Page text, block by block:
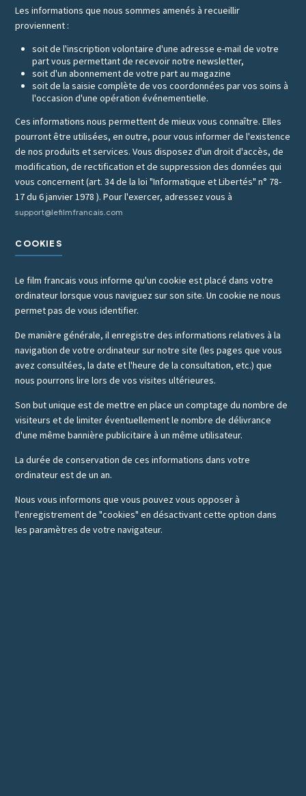
Les informations que nous sommes amenés à recueillir
proviennent :
soit de l'inscription volontaire d'une adresse e-mail de votre
part vous permettant de recevoir notre newsletter,
soit d'un abonnement de votre part au magazine
soit de la saisie complète de vos coordonnées par vos soins à
l'occasion d'une opération événementielle.
Ces informations nous permettent de mieux vous connaître. Elles
pourront être utilisées, en outre, pour vous informer de l'existence
de nos produits et services. Vous disposez d'un droit d'accès, de
modification, de rectification et de suppression des données qui
vous concernent (art. 34 de la loi "Informatique et Libertés" n° 78-
17 du 6 janvier 1978 ). Pour l'exercer, adressez vous à
support@lefilmfrancais.com
COOKIES
Le film francais vous informe qu'un cookie est placé dans votre
ordinateur lorsque vous naviguez sur son site. Un cookie ne nous
permet pas de vous identifier.
De manière générale, il enregistre des informations relatives à la
navigation de votre ordinateur sur notre site (les pages que vous
avez consultées, la date et l'heure de la consultation, etc.) que
nous pourrons lire lors de vos visites ultérieures.
Son but unique est de mettre en place un comptage du nombre de
visiteurs et de limiter éventuellement le nombre de délivrance
d'une même bannière publicitaire à un même utilisateur.
La durée de conservation de ces informations dans votre
ordinateur est de un an.
Nous vous informons que vous pouvez vous opposer à
l'enregistrement de "cookies" en désactivant cette option dans
les paramètres de votre navigateur.